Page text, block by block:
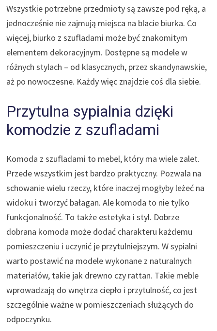
Wszystkie potrzebne przedmioty są zawsze pod ręką, a
jednocześnie nie zajmują miejsca na blacie biurka. Co
więcej, biurko z szufladami może być znakomitym
elementem dekoracyjnym. Dostępne są modele w
różnych stylach – od klasycznych, przez skandynawskie,
aż po nowoczesne. Każdy więc znajdzie coś dla siebie.
Przytulna sypialnia dzięki
komodzie z szufladami
Komoda z szufladami to mebel, który ma wiele zalet.
Przede wszystkim jest bardzo praktyczny. Pozwala na
schowanie wielu rzeczy, które inaczej mogłyby leżeć na
widoku i tworzyć bałagan. Ale komoda to nie tylko
funkcjonalność. To także estetyka i styl. Dobrze
dobrana komoda może dodać charakteru każdemu
pomieszczeniu i uczynić je przytulniejszym. W sypialni
warto postawić na modele wykonane z naturalnych
materiałów, takie jak drewno czy rattan. Takie meble
wprowadzają do wnętrza ciepło i przytulność, co jest
szczególnie ważne w pomieszczeniach służących do
odpoczynku.